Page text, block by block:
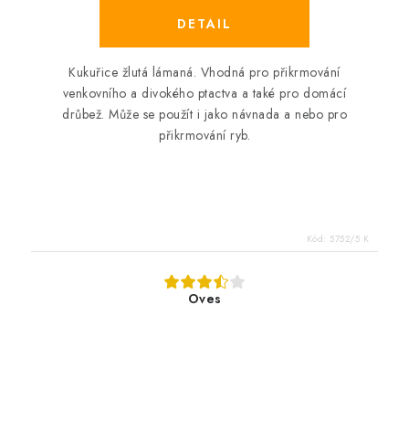
Kukuřice žlutá lámaná. Vhodná pro přikrmování
venkovního a divokého ptactva a také pro domácí
drůbež. Může se použít i jako návnada a nebo pro
přikrmování ryb.
Kód: 5752/5 K
Oves